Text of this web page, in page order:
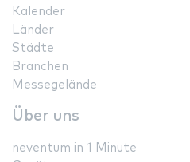
Kalender
Länder
Städte
Branchen
Messegelände
Über uns
neventum in 1 Minute